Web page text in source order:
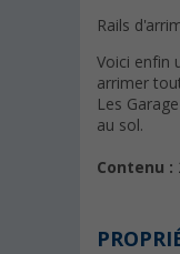
Rails
Voici enfin
arrimer
Les
au sol.
Contenu :